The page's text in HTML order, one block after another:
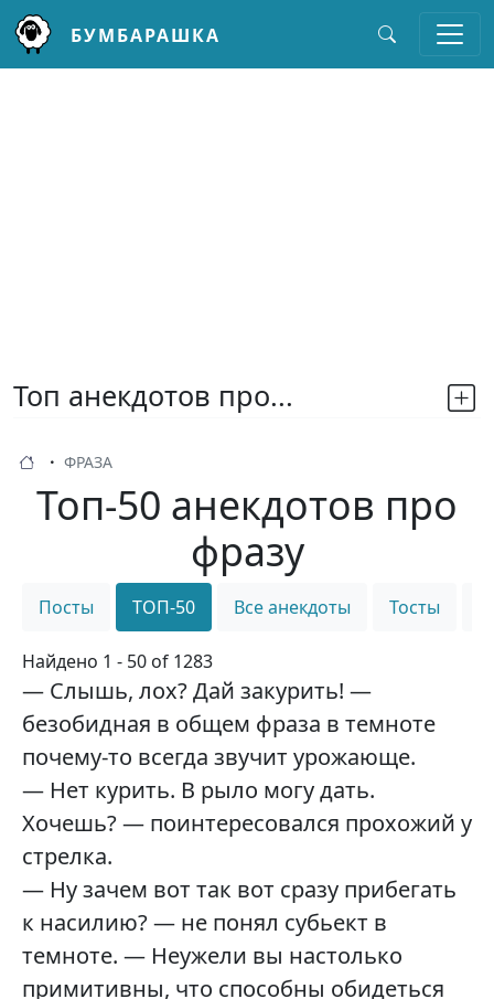
БУМБАРАШКА
Топ анекдотов про...
ФРАЗА
Топ-50 анекдотов про
фразу
Посты ТОП-50 Все анекдоты Тосты
Найдено 1 - 50 of 1283
— Слышь, лох? Дай закурить! —
безобидная в общем фраза в темноте
почему-то всегда звучит урожающе.
— Нет курить. В рыло могу дать.
Хочешь? — поинтересовался прохожий у
стрелка.
— Ну зачем вот так вот сразу прибегать
к насилию? — не понял субьект в
темноте. — Неужели вы настолько
примитивны, что способны обидеться